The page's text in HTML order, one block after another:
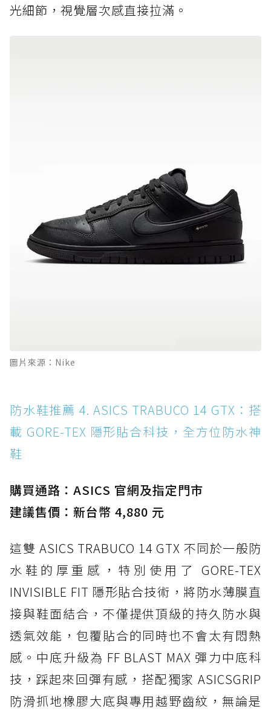
光細節，視覺層次感直接拉滿。
圖片來源：Nike
防水鞋推薦 4. ASICS TRABUCO 14 GTX：搭
載 GORE-TEX 隱形貼合科技，全方位防水神
鞋
購買通路：ASICS 官網及指定門市
建議售價：新台幣 4,880 元
這雙 ASICS TRABUCO 14 GTX 不同於一般防
水鞋的厚重感，特別使用了 GORE-TEX
INVISIBLE FIT 隱形貼合技術，將防水薄膜直
接與鞋面結合，不僅提供頂級的持久防水與
透氣效能，包覆貼合的同時也不會太有悶熱
感。中底升級為 FF BLAST MAX 彈力中底科
技，踩起來回彈有感，搭配獨家 ASICSGRIP
防滑抓地橡膠大底與專用越野齒紋，無論是